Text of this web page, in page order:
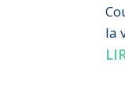
la